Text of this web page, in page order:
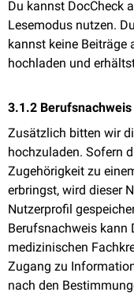
Du kannst DocCheck
Lesemodus nutzen.
kannst keine Beiträge
hochladen und
3.1.2 Berufsnachweis
Zusätzlich bitten wir
hochzuladen. Sofern
Zugehörigkeit zu
erbringst, wird dieser
Nutzerprofil
Berufsnachweis kann
medizinischen
Zugang zu
nach den